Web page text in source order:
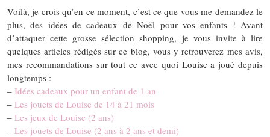
Voilà, je crois qu’en ce moment, c’est ce que vous me demandez le
plus, des idées de cadeaux de Noël pour vos enfants ! Avant
d’attaquer cette grosse sélection shopping, je vous invite à lire
quelques articles rédigés sur ce blog, vous y retrouverez mes avis,
mes recommandations sur tout ce avec quoi Louise a joué depuis
longtemps :
– Idées cadeaux pour un enfant de 1 an
– Les jouets de Louise de 14 à 21 mois
– Les jeux de Louise (2 ans)
– Les jouets de Louise (2 ans à 2 ans et demi)